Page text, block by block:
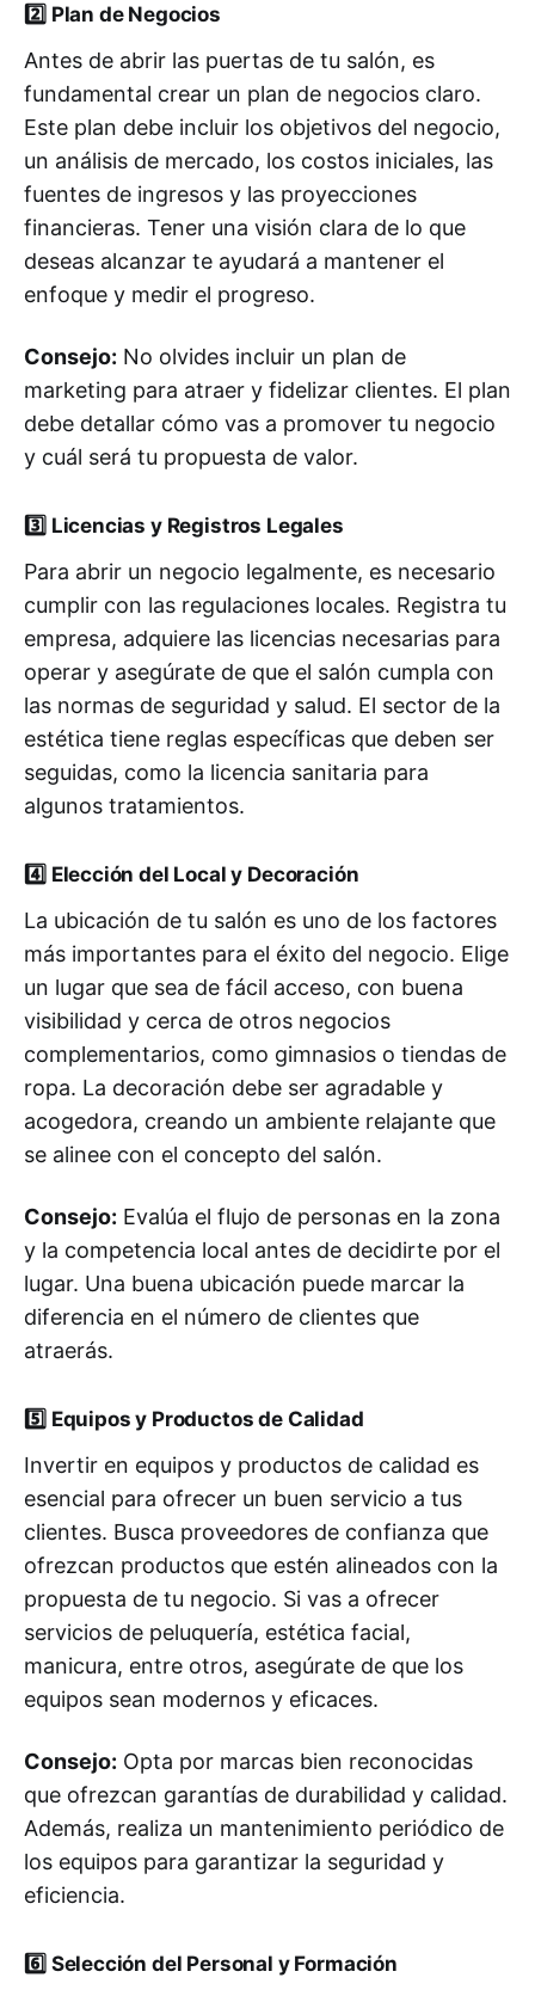
2️⃣ Plan de Negocios
Antes de abrir las puertas de tu salón, es
fundamental crear un plan de negocios claro.
Este plan debe incluir los objetivos del negocio,
un análisis de mercado, los costos iniciales, las
fuentes de ingresos y las proyecciones
financieras. Tener una visión clara de lo que
deseas alcanzar te ayudará a mantener el
enfoque y medir el progreso.
Consejo: No olvides incluir un plan de
marketing para atraer y fidelizar clientes. El plan
debe detallar cómo vas a promover tu negocio
y cuál será tu propuesta de valor.
3️⃣ Licencias y Registros Legales
Para abrir un negocio legalmente, es necesario
cumplir con las regulaciones locales. Registra tu
empresa, adquiere las licencias necesarias para
operar y asegúrate de que el salón cumpla con
las normas de seguridad y salud. El sector de la
estética tiene reglas específicas que deben ser
seguidas, como la licencia sanitaria para
algunos tratamientos.
4️⃣ Elección del Local y Decoración
La ubicación de tu salón es uno de los factores
más importantes para el éxito del negocio. Elige
un lugar que sea de fácil acceso, con buena
visibilidad y cerca de otros negocios
complementarios, como gimnasios o tiendas de
ropa. La decoración debe ser agradable y
acogedora, creando un ambiente relajante que
se alinee con el concepto del salón.
Consejo: Evalúa el flujo de personas en la zona
y la competencia local antes de decidirte por el
lugar. Una buena ubicación puede marcar la
diferencia en el número de clientes que
atraerás.
5️⃣ Equipos y Productos de Calidad
Invertir en equipos y productos de calidad es
esencial para ofrecer un buen servicio a tus
clientes. Busca proveedores de confianza que
ofrezcan productos que estén alineados con la
propuesta de tu negocio. Si vas a ofrecer
servicios de peluquería, estética facial,
manicura, entre otros, asegúrate de que los
equipos sean modernos y eficaces.
Consejo: Opta por marcas bien reconocidas
que ofrezcan garantías de durabilidad y calidad.
Además, realiza un mantenimiento periódico de
los equipos para garantizar la seguridad y
eficiencia.
6️⃣ Selección del Personal y Formación